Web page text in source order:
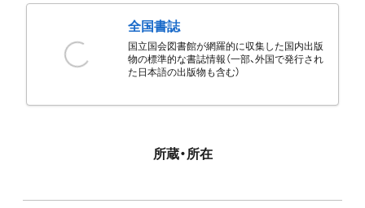
全国書誌
国立国会図書館が網羅的に収集した国内出版
物の標準的な書誌情報（一部、外国で発行され
た日本語の出版物も含む）
所蔵・所在